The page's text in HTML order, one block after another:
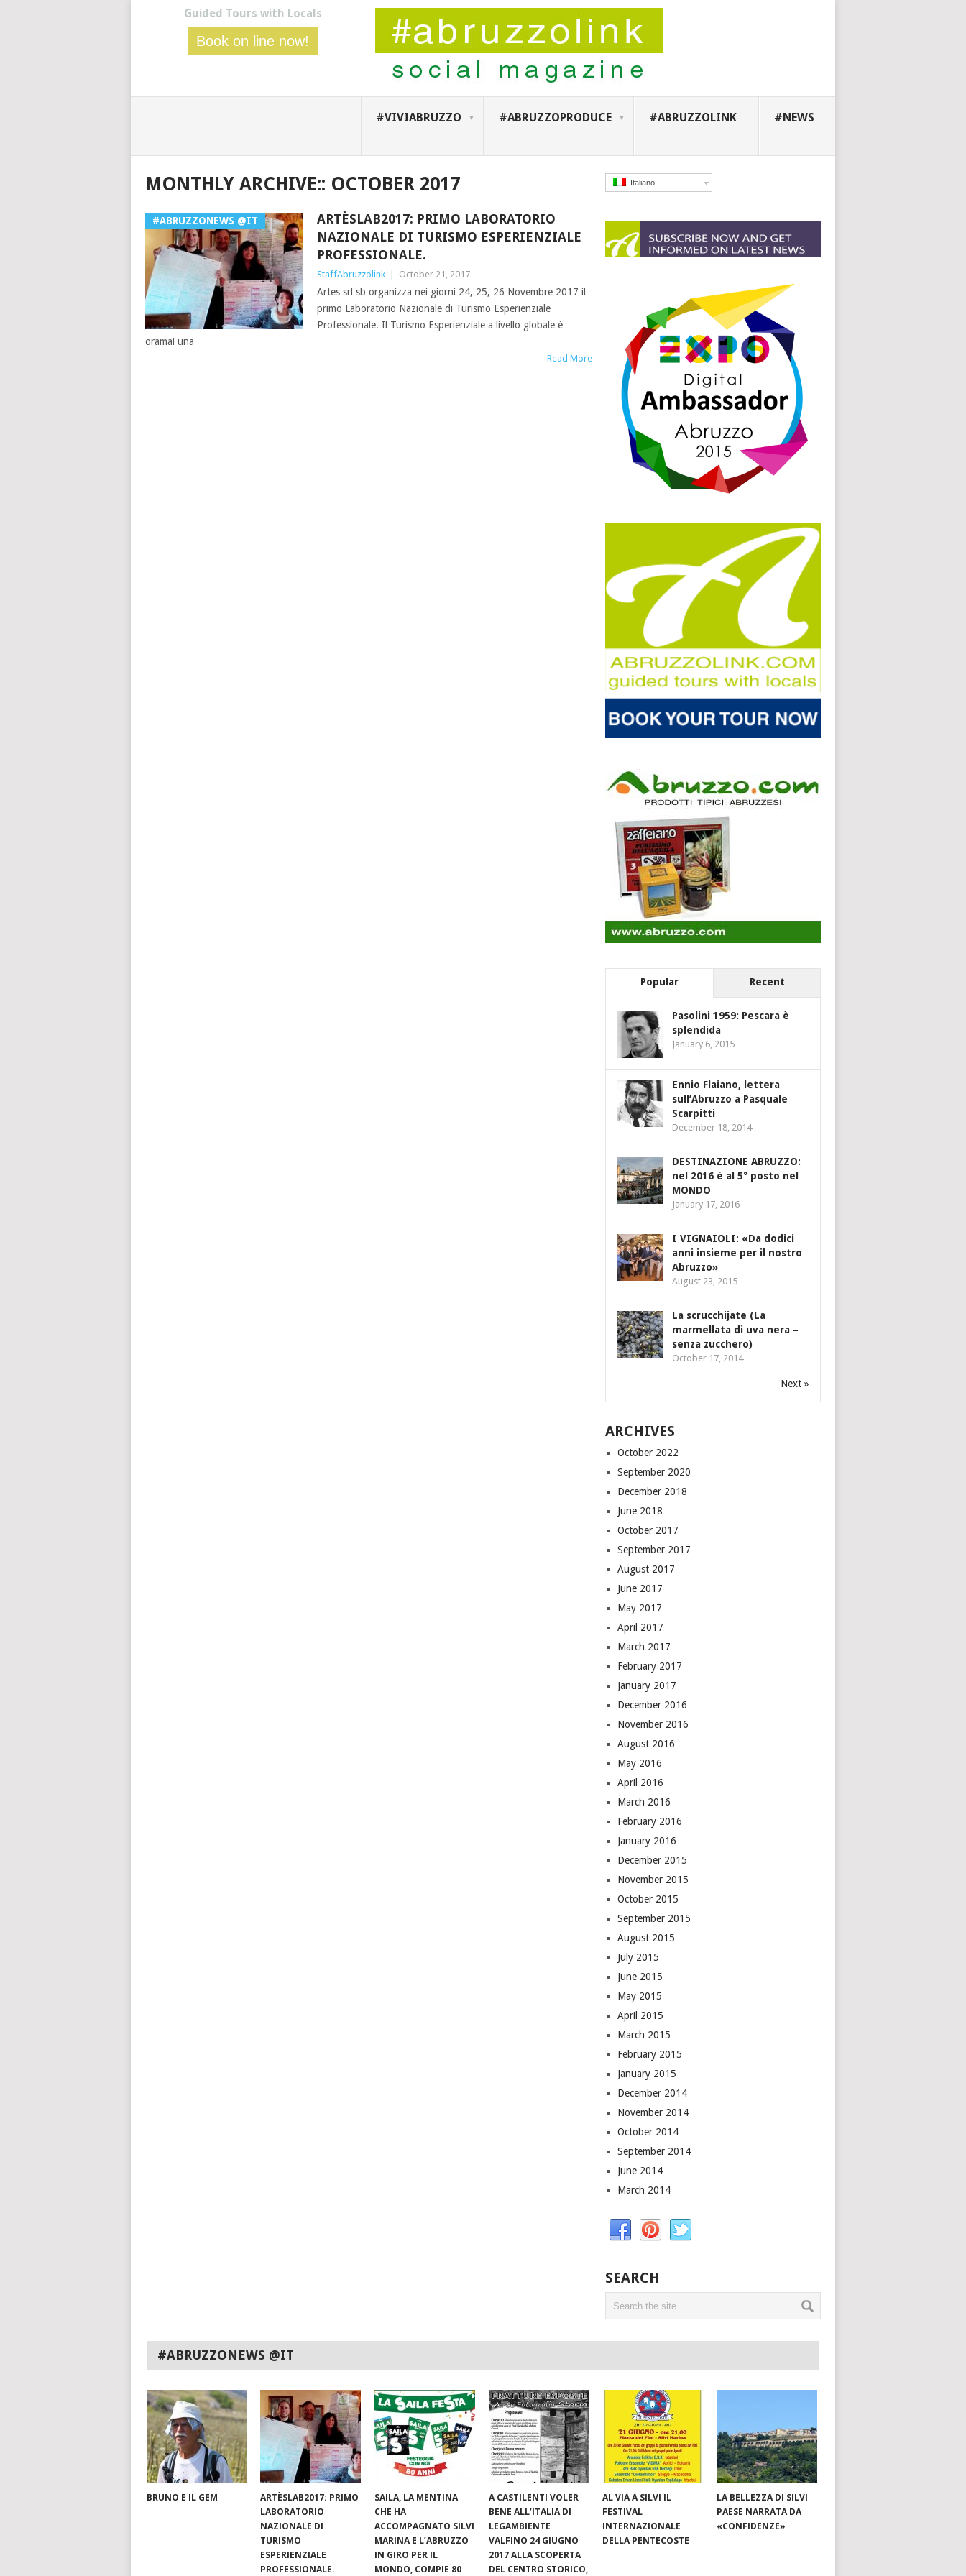
Guided Tours with Locals
Book on line now!
#VIVIABRUZZO #ABRUZZOPRODUCE #ABRUZZOLINK #NEWS
MONTHLY ARCHIVE:: OCTOBER 2017
#ABRUZZONEWS @IT
ARTÈSLAB2017: PRIMO LABORATORIO
NAZIONALE DI TURISMO ESPERIENZIALE
PROFESSIONALE.
StaffAbruzzolink October 21, 2017
Artes srl sb organizza nei giorni 24, 25, 26 Novembre 2017 il
primo Laboratorio Nazionale di Turismo Esperienziale
Professionale. Il Turismo Esperienziale a livello globale è
oramai una
Read More
Italiano
Popular Recent
Pasolini 1959: Pescara è
splendida
January 6, 2015
Ennio Flaiano, lettera
sull’Abruzzo a Pasquale
Scarpitti
December 18, 2014
DESTINAZIONE ABRUZZO:
nel 2016 è al 5° posto nel
MONDO
January 17, 2016
I VIGNAIOLI: «Da dodici
anni insieme per il nostro
Abruzzo»
August 23, 2015
La scrucchijate (La
marmellata di uva nera –
senza zucchero)
October 17, 2014
Next »
ARCHIVES
October 2022
September 2020
December 2018
June 2018
October 2017
September 2017
August 2017
June 2017
May 2017
April 2017
March 2017
February 2017
January 2017
December 2016
November 2016
August 2016
May 2016
April 2016
March 2016
February 2016
January 2016
December 2015
November 2015
October 2015
September 2015
August 2015
July 2015
June 2015
May 2015
April 2015
March 2015
February 2015
January 2015
December 2014
November 2014
October 2014
September 2014
June 2014
March 2014
SEARCH
#ABRUZZONEWS @IT
BRUNO E IL GEM
ARTÈSLAB2017: PRIMO
LABORATORIO
NAZIONALE DI
TURISMO
ESPERIENZIALE
PROFESSIONALE.
SAILA, LA MENTINA
CHE HA
ACCOMPAGNATO SILVI
MARINA E L’ABRUZZO
IN GIRO PER IL
MONDO, COMPIE 80
A CASTILENTI VOLER
BENE ALL’ITALIA DI
LEGAMBIENTE
VALFINO 24 GIUGNO
2017 ALLA SCOPERTA
DEL CENTRO STORICO,
AL VIA A SILVI IL
FESTIVAL
INTERNAZIONALE
DELLA PENTECOSTE
LA BELLEZZA DI SILVI
PAESE NARRATA DA
«CONFIDENZE»